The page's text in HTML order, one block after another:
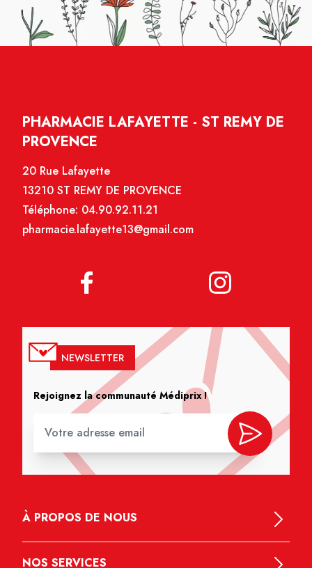
PHARMACIE LAFAYETTE - ST REMY DE
PROVENCE
20 Rue Lafayette
13210 ST REMY DE PROVENCE
Téléphone: 04.90.92.11.21
pharmacie.lafayette13@gmail.com
NEWSLETTER
Rejoignez la communauté Médiprix !
À PROPOS DE NOUS
NOS SERVICES